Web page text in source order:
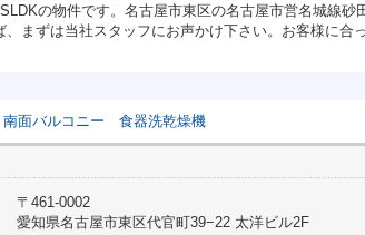
の物件です。名古屋市東区の名古屋市営名城線砂
、まずは当社スタッフにお声かけ下さい。お客様に合
南面バルコニー 食器洗乾燥機
〒461-0002
愛知県名古屋市東区代官町39−22 太洋ビル2F